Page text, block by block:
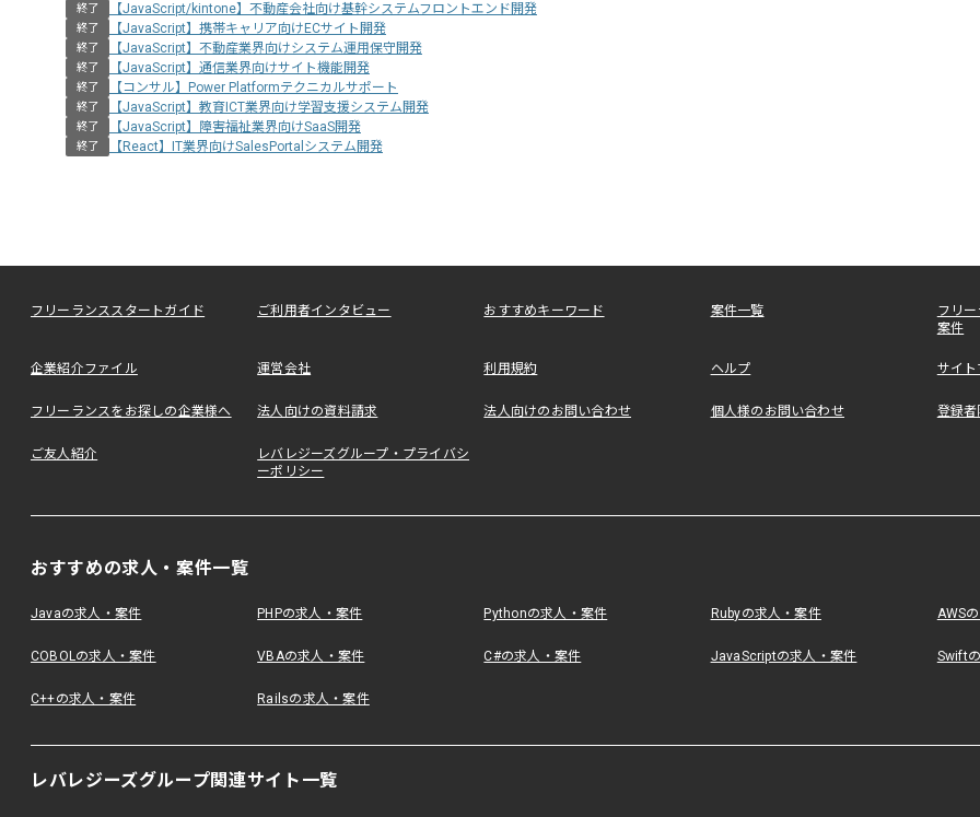
終了 【JavaScript/kintone】不動産会社向け基幹システムフロントエンド開発
終了 【JavaScript】携帯キャリア向けECサイト開発
終了 【JavaScript】不動産業界向けシステム運用保守開発
終了 【JavaScript】通信業界向けサイト機能開発
終了 【コンサル】Power Platformテクニカルサポート
終了 【JavaScript】教育ICT業界向け学習支援システム開発
終了 【JavaScript】障害福祉業界向けSaaS開発
終了 【React】IT業界向けSalesPortalシステム開発
フリーランススタートガイド ご利用者インタビュー おすすめキーワード 案件一覧
フリ
案件
企業紹介ファイル 運営会社 利用規約 ヘルプ サイ
フリーランスをお探しの企業様へ 法人向けの資料請求 法人向けのお問い合わせ 個人様のお問い合わせ 登録者
ご友人紹介
レバレジーズグループ・プライバシ
ーポリシー
おすすめの求人・案件一覧
Javaの求人・案件 PHPの求人・案件 Pythonの求人・案件 Rubyの求人・案件 AWS
COBOLの求人・案件 VBAの求人・案件 C#の求人・案件 JavaScriptの求人・案件 Swift
C++の求人・案件 Railsの求人・案件
レバレジーズグループ関連サイト一覧